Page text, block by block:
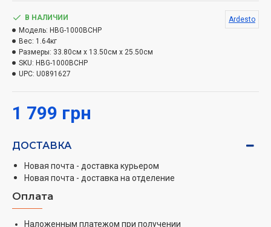
1 799 грн
В НАЛИЧИИ
Модель: HBG-1000BCHP
Вес: 1.64кг
Размеры: 33.80см x 13.50см x 25.50см
SKU: HBG-1000BCHP
UPC: U0891627
Ardesto
ДОСТАВКА
Новая почта - доставка курьером
Новая почта - доставка на отделение
Оплата
Наложенным платежом при получении